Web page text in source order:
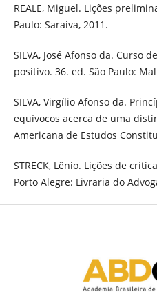
REALE, Miguel. Lições
Paulo: Saraiva, 2011.
SILVA, José Afonso da. Curso
positivo. 36. ed. São Paulo:
SILVA, Virgílio Afonso da.
equívocos acerca de uma
Americana de Estudos
STRECK, Lênio. Lições de
Porto Alegre: Livraria do